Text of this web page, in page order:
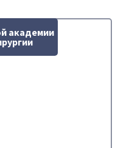
академии